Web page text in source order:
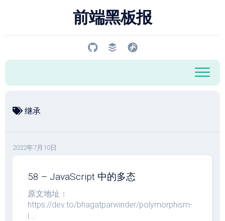
前端黑板报
继承
2022年7月10日
58 – JavaScript 中的多态
原文地址：
https://dev.to/bhagatparwinder/polymorphism-
i...